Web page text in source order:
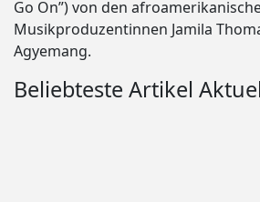
Go On”) von den
Musikproduzentinnen Jamila
Agyemang.
Beliebteste Artikel